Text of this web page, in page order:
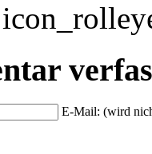
E-Mail: (wird